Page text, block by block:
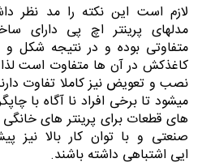
لازم است این نکته را مد نظر
مدلهای پرینتر اچ پی دارای
متفاوتی بوده و در نتیجه شکل
کاغذکش در آن ها متفاوت است
نصب و تعویض نیز کاملا تفاوت
میشود تا برخی افراد نا آگاه با
های قطعات برای پرینتر های
صنعتی و با توان کار بالا نیز
ایی اشتباهی داشته باشند.